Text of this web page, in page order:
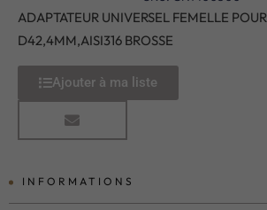
ADAPTATEUR UNIVERSEL FEMELLE POUR
D42,4MM,AISI316 BROSSE
Ajouter à ma liste
INFORMATIONS